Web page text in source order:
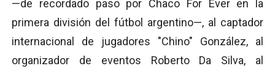
—de recordado paso por Chaco For Ever en la
primera división del fútbol argentino—, al captador
internacional de jugadores "Chino" González, al
organizador de eventos Roberto Da Silva, al